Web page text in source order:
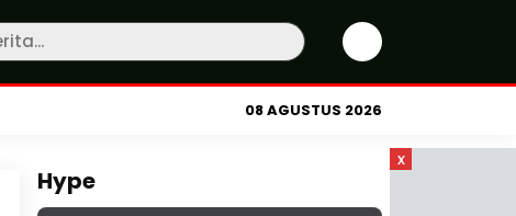
08 AGUSTUS 2026
x
Hype